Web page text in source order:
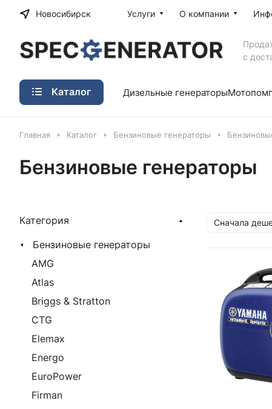
Новосибирск Услуги О компании
с
Каталог Дизельные генераторы
Главная Каталог Бензиновые генераторы
Бензиновые генераторы
Сначала
Категория
Бензиновые генераторы
AMG
Atlas
Briggs & Stratton
CTG
Elemax
Energo
EuroPower
Firman